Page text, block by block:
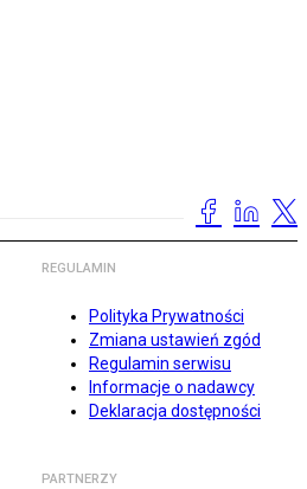
REGULAMIN
Polityka Prywatności
Zmiana ustawień zgód
Regulamin serwisu
Informacje o nadawcy
Deklaracja dostępności
PARTNERZY